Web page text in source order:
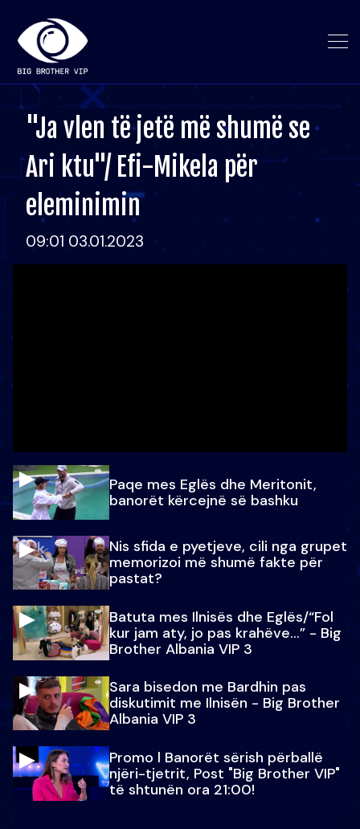
"Ja vlen të jetë më shumë se
Ari ktu"/ Efi-Mikela për
eleminimin
09:01 03.01.2023
Paqe mes Eglës dhe Meritonit,
banorët kërcejnë së bashku
Nis sfida e pyetjeve, cili nga grupet
memorizoi më shumë fakte për
pastat?
Batuta mes Ilnisës dhe Eglës/“Fol
kur jam aty, jo pas krahëve…” - Big
Brother Albania VIP 3
Sara bisedon me Bardhin pas
diskutimit me Ilnisën - Big Brother
Albania VIP 3
Promo l Banorët sërish përballë
njëri-tjetrit, Post "Big Brother VIP"
të shtunën ora 21:00!